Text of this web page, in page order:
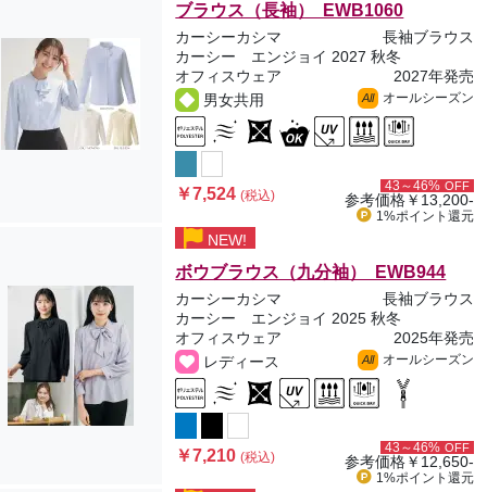
ブラウス（長袖） EWB1060
カーシーカシマ
長袖ブラウス
カーシー エンジョイ 2027 秋冬
オフィスウェア
2027年発売
男女共用
All オールシーズン
￥7,524(税込)
43～46% OFF
参考価格￥13,200-
1%ポイント 還元
NEW!
ボウブラウス（九分袖） EWB944
カーシーカシマ
長袖ブラウス
カーシー エンジョイ 2025 秋冬
オフィスウェア
2025年発売
レディース
All オールシーズン
￥7,210(税込)
43～46% OFF
参考価格￥12,650-
1%ポイント 還元